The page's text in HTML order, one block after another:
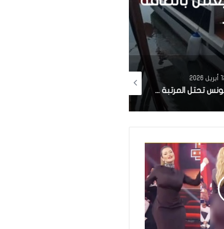
تونس تحتل المرتبة الاولى افريقيا من حيث عدد النساء المطورات للبرمجيات
10 أبريل 2026